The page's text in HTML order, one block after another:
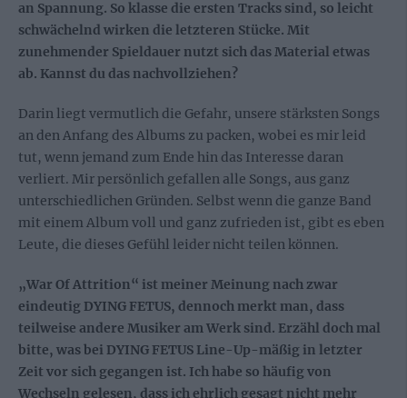
an Spannung. So klasse die ersten Tracks sind, so leicht
schwächelnd wirken die letzteren Stücke. Mit
zunehmender Spieldauer nutzt sich das Material etwas
ab. Kannst du das nachvollziehen?
Darin liegt vermutlich die Gefahr, unsere stärksten Songs
an den Anfang des Albums zu packen, wobei es mir leid
tut, wenn jemand zum Ende hin das Interesse daran
verliert. Mir persönlich gefallen alle Songs, aus ganz
unterschiedlichen Gründen. Selbst wenn die ganze Band
mit einem Album voll und ganz zufrieden ist, gibt es eben
Leute, die dieses Gefühl leider nicht teilen können.
„War Of Attrition“ ist meiner Meinung nach zwar
eindeutig DYING FETUS, dennoch merkt man, dass
teilweise andere Musiker am Werk sind. Erzähl doch mal
bitte, was bei DYING FETUS Line-Up-mäßig in letzter
Zeit vor sich gegangen ist. Ich habe so häufig von
Wechseln gelesen, dass ich ehrlich gesagt nicht mehr